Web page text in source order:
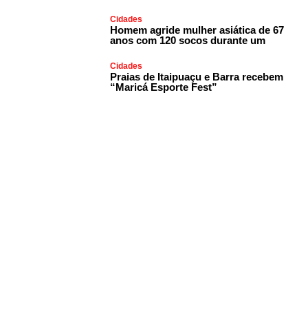
Cidades
Homem agride mulher asiática de 67
anos com 120 socos durante um
Cidades
Praias de Itaipuaçu e Barra recebem
“Maricá Esporte Fest”